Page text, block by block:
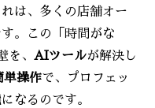
は、多くの店舗オー
。この「時間がな
を、AIツールが解決し
単操作で、プロフェッ
なるのです。